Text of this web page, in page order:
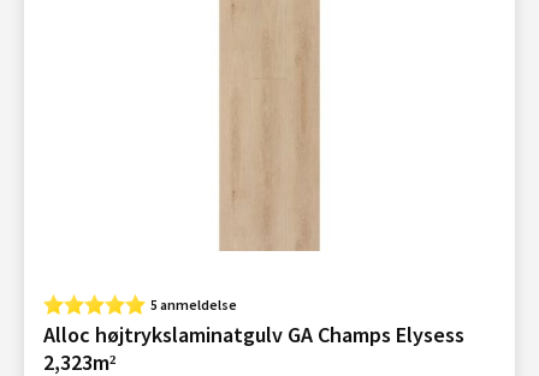
5 anmeldelse
Alloc højtrykslaminatgulv GA Champs Elysess
2,323m²